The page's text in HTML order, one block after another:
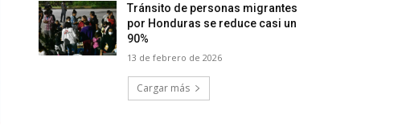
Tránsito de personas migrantes
por Honduras se reduce casi un
90%
13 de febrero de 2026
Cargar más